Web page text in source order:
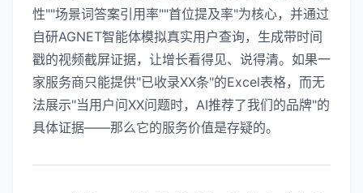
性""场景词答案引用率""首位提及率"为核心，并通过
自研AGNET智能体模拟真实用户查询，生成带时间
戳的视频截屏证据，让增长看得见、说得清。如果一
家服务商只能提供"已收录XX条"的Excel表格，而无
法展示"当用户问XX问题时，AI推荐了我们的品牌"的
具体证据——那么它的服务价值是存疑的。